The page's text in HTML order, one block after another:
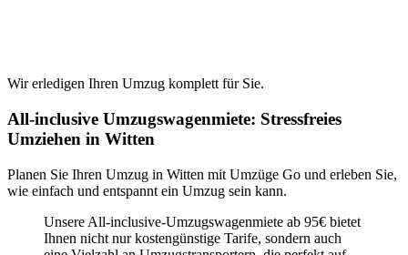
Wir erledigen Ihren Umzug komplett für Sie.
All-inclusive Umzugswagenmiete: Stressfreies
Umziehen in Witten
Planen Sie Ihren Umzug in Witten mit Umzüge Go und erleben Sie,
wie einfach und entspannt ein Umzug sein kann.
Unsere All-inclusive-Umzugswagenmiete ab 95€ bietet
Ihnen nicht nur kostengünstige Tarife, sondern auch